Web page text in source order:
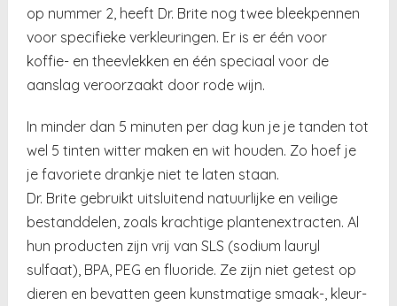
op nummer 2, heeft Dr. Brite nog twee bleekpennen
voor specifieke verkleuringen. Er is er één voor
koffie- en theevlekken en één speciaal voor de
aanslag veroorzaakt door rode wijn.
In minder dan 5 minuten per dag kun je je tanden tot
wel 5 tinten witter maken en wit houden. Zo hoef je
je favoriete drankje niet te laten staan.
Dr. Brite gebruikt uitsluitend natuurlijke en veilige
bestanddelen, zoals krachtige plantenextracten. Al
hun producten zijn vrij van SLS (sodium lauryl
sulfaat), BPA, PEG en fluoride. Ze zijn niet getest op
dieren en bevatten geen kunstmatige smaak-, kleur-